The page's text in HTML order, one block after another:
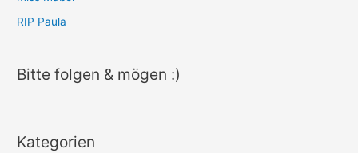
RIP Paula
Bitte folgen & mögen :)
Kategorien